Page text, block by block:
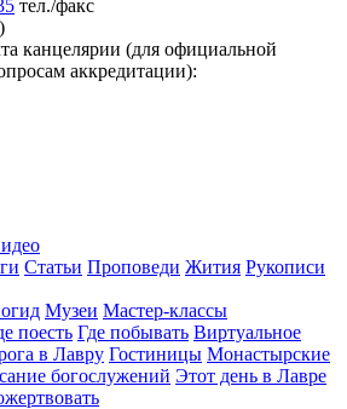
тел./факс
канцелярии (для официальной
аккредитации):
Статьи Проповеди Жития Рукописи
Музеи Мастер-классы
поесть Где побывать Виртуальное
в Лавру Гостиницы Монастырские
богослужений Этот день в Лавре